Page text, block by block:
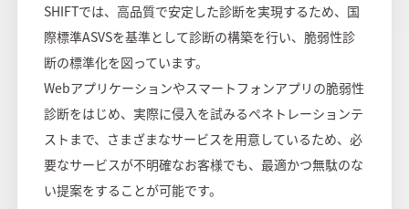
SHIFTでは、高品質で安定した診断を実現するため、国
際標準ASVSを基準として診断の構築を行い、脆弱性診
断の標準化を図っています。
Webアプリケーションやスマートフォンアプリの脆弱性
診断をはじめ、実際に侵入を試みるペネトレーションテ
ストまで、さまざまなサービスを用意しているため、必
要なサービスが不明確なお客様でも、最適かつ無駄のな
い提案をすることが可能です。